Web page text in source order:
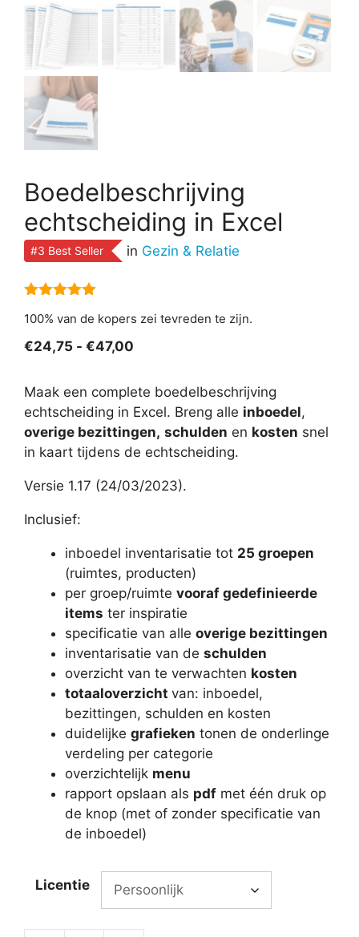
Boedelbeschrijving
echtscheiding in Excel
#3 Best Seller in Gezin & Relatie
100% van de kopers zei tevreden te zijn.
€24,75 - €47,00
tot
€47,00
Maak een complete boedelbeschrijving
echtscheiding in Excel. Breng alle inboedel,
overige bezittingen, schulden en kosten snel
in kaart tijdens de echtscheiding.
Versie 1.17 (24/03/2023).
Inclusief:
inboedel inventarisatie tot 25 groepen
(ruimtes, producten)
per groep/ruimte vooraf gedefinieerde
items ter inspiratie
specificatie van alle overige bezittingen
inventarisatie van de schulden
overzicht van te verwachten kosten
totaaloverzicht van: inboedel,
bezittingen, schulden en kosten
duidelijke grafieken tonen de onderlinge
verdeling per categorie
overzichtelijk menu
rapport opslaan als pdf met één druk op
de knop (met of zonder specificatie van
de inboedel)
Licentie